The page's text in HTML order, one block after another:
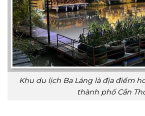
Khu du lịch Ba Láng là địa điểm
thành phố Cần